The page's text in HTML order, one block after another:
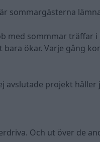
sommargästerna
med sommmar träffar i
ökar. Varje gång
projekt
Och ut över de